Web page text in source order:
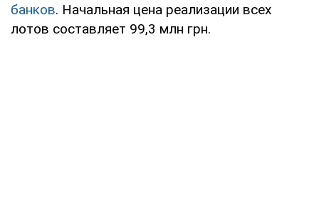
банков. Начальная цена реализации всех
лотов составляет 99,3 млн грн.